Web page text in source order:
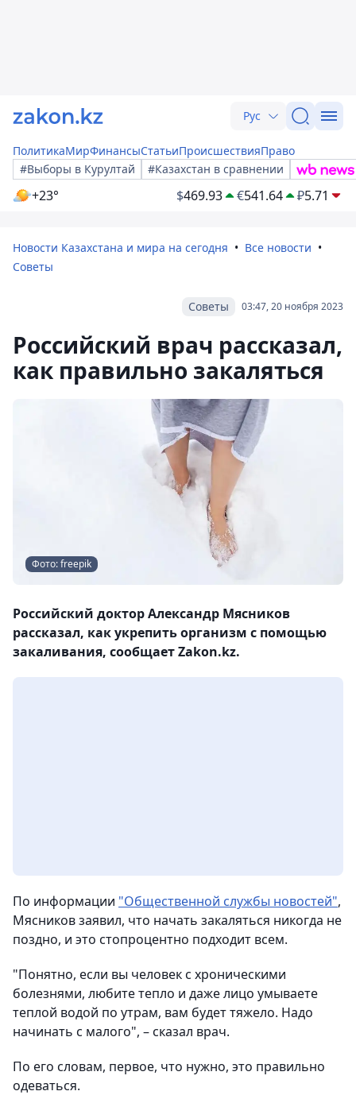
Рус
ПолитикаМирФинансыСтатьиПроисшествияПраво
#Выборы в Курултай
#Казахстан в сравнении
+23° $469.93 €541.64 ₽5.71
Новости Казахстана и мира на сегодня
Все новости
Советы
03:47, 20 ноября 2023
Советы
Российский врач рассказал,
как правильно закаляться
Фото: freepik
Российский доктор Александр Мясников
рассказал, как укрепить организм с помощью
закаливания, сообщает Zakon.kz.
По информации "Общественной службы новостей",
Мясников заявил, что начать закаляться никогда не
поздно, и это стопроцентно подходит всем.
"Понятно, если вы человек с хроническими
болезнями, любите тепло и даже лицо умываете
теплой водой по утрам, вам будет тяжело. Надо
начинать с малого", – сказал врач.
По его словам, первое, что нужно, это правильно
одеваться.